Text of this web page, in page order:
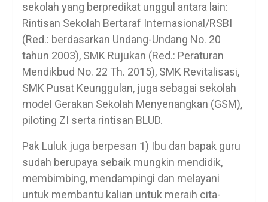
sekolah yang berpredikat unggul antara lain:
Rintisan Sekolah Bertaraf Internasional/RSBI
(Red.: berdasarkan Undang-Undang No. 20
tahun 2003), SMK Rujukan (Red.: Peraturan
Mendikbud No. 22 Th. 2015), SMK Revitalisasi,
SMK Pusat Keunggulan, juga sebagai sekolah
model Gerakan Sekolah Menyenangkan (GSM),
piloting ZI serta rintisan BLUD.
Pak Luluk juga berpesan 1) Ibu dan bapak guru
sudah berupaya sebaik mungkin mendidik,
membimbing, mendampingi dan melayani
untuk membantu kalian untuk meraih cita-